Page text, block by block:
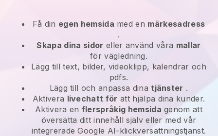
Få din egen hemsida med en märkesadress
.
Skapa dina sidor eller använd våra mallar
för vägledning.
Lägg till text, bilder, videoklipp, kalendrar och
pdfs.
Lägg till och anpassa dinatjänster .
Aktivera livechatt för att hjälpa dina kunder.
Aktivera en flerspråkig hemsida genom att
översätta ditt innehåll själv eller med vår
integrerade Google AI-klickversättningstjänst.